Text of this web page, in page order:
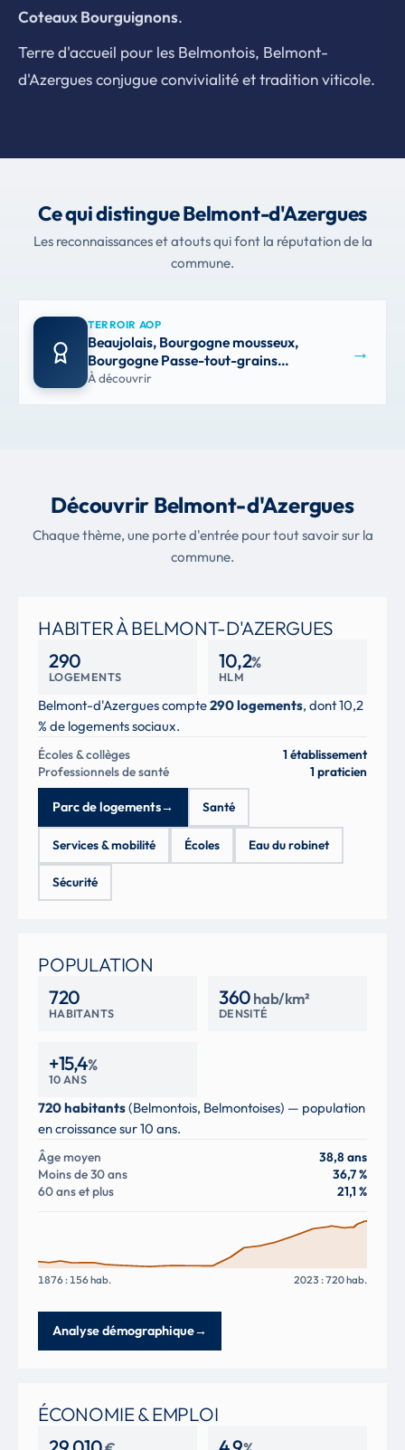
Coteaux Bourguignons.
Terre d'accueil pour les Belmontois, Belmont-
d'Azergues conjugue convivialité et tradition viticole.
Ce qui distingue Belmont-d'Azergues
Les reconnaissances et atouts qui font la réputation de la
commune.
TERROIR AOP
Beaujolais, Bourgogne mousseux,
Bourgogne Passe-tout-grains…
À découvrir
→
Découvrir Belmont-d'Azergues
Chaque thème, une porte d'entrée pour tout savoir sur la
commune.
HABITER À BELMONT-D'AZERGUES
290
LOGEMENTS
10,2%
HLM
Belmont-d'Azergues compte290 logements, dont 10,2
% de logements sociaux.
Écoles & collèges
1 établissement
Professionnels de santé
1 praticien
Parc de logements→ Santé
Services & mobilité Écoles Eau du robinet
Sécurité
POPULATION
720
HABITANTS
360hab/km²
DENSITÉ
+15,4%
10 ANS
720 habitants(Belmontois, Belmontoises) — population
en croissance sur 10 ans.
Âge moyen
38,8 ans
Moins de 30 ans
36,7 %
60 ans et plus
21,1 %
1876 : 156 hab. 2023 : 720 hab.
Analyse démographique→
ÉCONOMIE & EMPLOI